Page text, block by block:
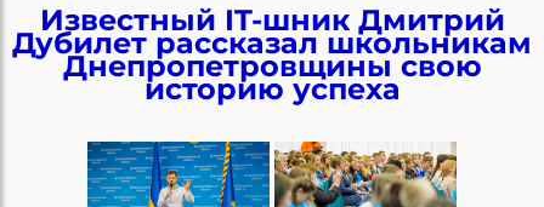
Известный IT-шник Дмитрий
Дубилет рассказал школьникам
Днепропетровщины свою
историю успеха